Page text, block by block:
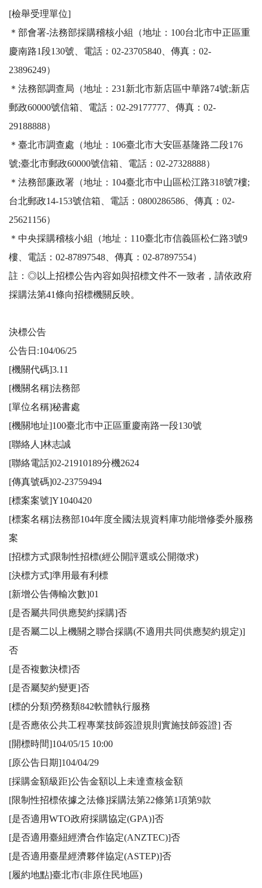
[檢舉受理單位]
＊部會署-法務部採購稽核小組（地址：100台北市中正區重
慶南路1段130號、電話：02-23705840、傳真：02-
23896249）
＊法務部調查局（地址：231新北市新店區中華路74號;新店
郵政60000號信箱、電話：02-29177777、傳真：02-
29188888）
＊臺北市調查處（地址：106臺北市大安區基隆路二段176
號;臺北市郵政60000號信箱、電話：02-27328888）
＊法務部廉政署（地址：104臺北市中山區松江路318號7樓;
台北郵政14-153號信箱、電話：0800286586、傳真：02-
25621156）
＊中央採購稽核小組（地址：110臺北市信義區松仁路3號9
樓、電話：02-87897548、傳真：02-87897554）
註：◎以上招標公告內容如與招標文件不一致者，請依政府
採購法第41條向招標機關反映。
決標公告
公告日:104/06/25
[機關代碼]3.11
[機關名稱]法務部
[單位名稱]秘書處
[機關地址]100臺北市中正區重慶南路一段130號
[聯絡人]林志誠
[聯絡電話]02-21910189分機2624
[傳真號碼]02-23759494
[標案案號]Y1040420
[標案名稱]法務部104年度全國法規資料庫功能增修委外服務
案
[招標方式]限制性招標(經公開評選或公開徵求)
[決標方式]準用最有利標
[新增公告傳輸次數]01
[是否屬共同供應契約採購]否
[是否屬二以上機關之聯合採購(不適用共同供應契約規定)]
否
[是否複數決標]否
[是否屬契約變更]否
[標的分類]勞務類842軟體執行服務
[是否應依公共工程專業技師簽證規則實施技師簽證] 否
[開標時間]104/05/15 10:00
[原公告日期]104/04/29
[採購金額級距]公告金額以上未達查核金額
[限制性招標依據之法條]採購法第22條第1項第9款
[是否適用WTO政府採購協定(GPA)]否
[是否適用臺紐經濟合作協定(ANZTEC)]否
[是否適用臺星經濟夥伴協定(ASTEP)]否
[履約地點]臺北市(非原住民地區)